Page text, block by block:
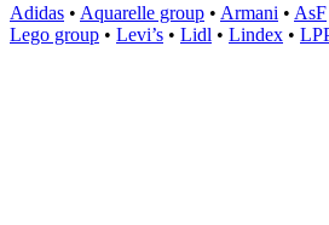
Adidas • Aquarelle group • Armani • AsF
Lego group • Levi’s • Lidl • Lindex •